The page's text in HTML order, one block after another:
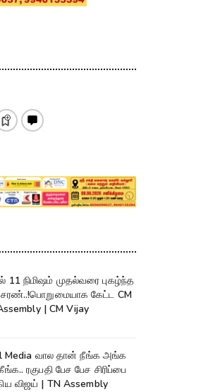
11 நிமிஷம் முதல்வரை புகழ்ந்த
கேட்ட CM
| CM Vijay
Media வால தான் நீங்க அங்க
ரகுபதி பேச பேச சிரிப்பை
விஜய் | TN Assembly